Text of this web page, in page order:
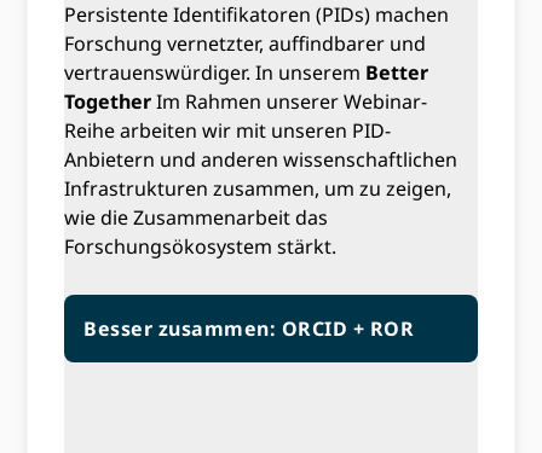
Persistente Identifikatoren (PIDs) machen
Forschung vernetzter, auffindbarer und
vertrauenswürdiger. In unserem Better
TogetherIm Rahmen unserer Webinar-
Reihe arbeiten wir mit unseren PID-
Anbietern und anderen wissenschaftlichen
Infrastrukturen zusammen, um zu zeigen,
wie die Zusammenarbeit das
Forschungsökosystem stärkt.
Besser zusammen: ORCID + ROR